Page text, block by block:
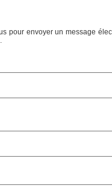
pour envoyer un message